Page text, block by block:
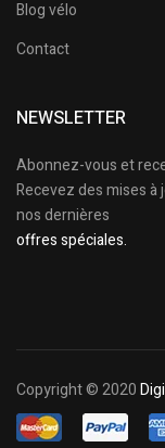
Blog vélo
Contact
NEWSLETTER
Abonnez-vous et
Recevez des mises à
nos dernières
offres spéciales.
Copyright © 2020